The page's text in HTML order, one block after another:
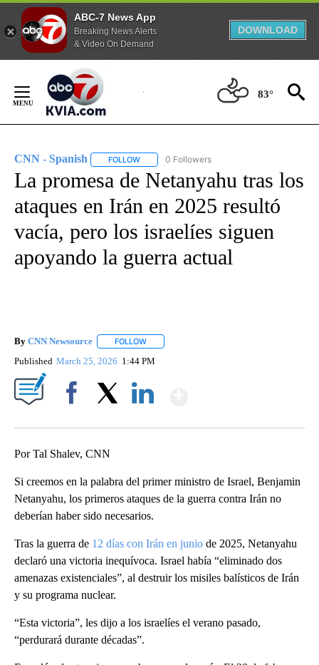
ABC-7 News App
Breaking News Alerts
& Video On Demand
DOWNLOAD
Content
83°
CNN - Spanish FOLLOW FOLLOW "CNN - SPANISH" TO RECEIVE
0 Followers
La promesa de Netanyahu tras los
ataques en Irán en 2025 resultó
vacía, pero los israelíes siguen
apoyando la guerra actual
By CNN Newsource FOLLOW
Published March 25, 2026 1:44 PM
Por Tal Shalev, CNN
Si creemos en la palabra del primer ministro de Israel, Benjamin
Netanyahu, los primeros ataques de la guerra contra Irán no
deberían haber sido necesarios.
Tras la guerra de 12 días con Irán en junio de 2025, Netanyahu
declaró una victoria inequívoca. Israel había “eliminado dos
amenazas existenciales”, al destruir los misiles balísticos de Irán
y su programa nuclear.
“Esta victoria”, les dijo a los israelíes el verano pasado,
“perdurará durante décadas”.